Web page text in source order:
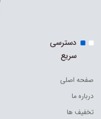
دسترسی
سریع
صفحه اصلی
درباره ما
تخفیف ها